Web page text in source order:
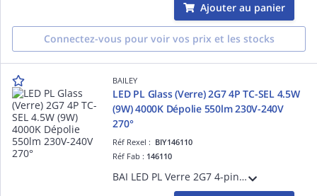
Ajouter au panier
Connectez-vous pour voir vos prix et les stocks
BAILEY
LED PL Glass (Verre) 2G7 4P TC-SEL 4.5W
(9W) 4000K Dépolie 550lm 230V-240V
270°
Réf Rexel : BIY146110
Réf Fab : 146110
BAI LED PL Verre 2G7 4-pins TC-SEL 4.5W (9W) 4000K Dépolie 550lm 230V-240V 270° 37x145mm Temp. -20°C +40°C - Alternative PLS Dulux S/E - Shunter ballast existant et brancher directement sur secteur 230V AC